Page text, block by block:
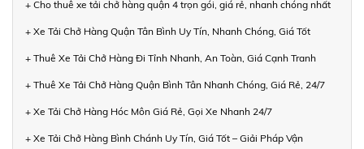
+ Cho thuê xe tải chở hàng quận 4 trọn gói, giá rẻ, nhanh chóng nhất
+ Xe Tải Chở Hàng Quận Tân Bình Uy Tín, Nhanh Chóng, Giá Tốt
+ Thuê Xe Tải Chở Hàng Đi Tỉnh Nhanh, An Toàn, Giá Cạnh Tranh
+ Thuê Xe Tải Chở Hàng Quận Bình Tân Nhanh Chóng, Giá Rẻ, 24/7
+ Xe Tải Chở Hàng Hóc Môn Giá Rẻ, Gọi Xe Nhanh 24/7
+ Xe Tải Chở Hàng Bình Chánh Uy Tín, Giá Tốt – Giải Pháp Vận